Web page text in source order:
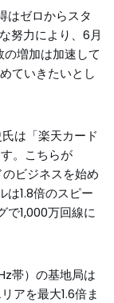
はゼロからスタ
努力により、6月
増加は加速して
ていきたいとし
は「楽天カード
。こちらが
ビジネスを始め
は1.8倍のスピー
で1,000万回線に
帯）の基地局は
アを最大1.6倍ま